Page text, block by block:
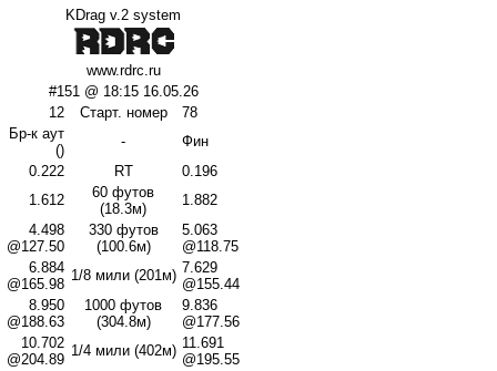
KDrag v.2 system
www.rdrc.ru
#151 @ 18:15 16.05.26
12
Старт. номер
78
Бр-к аут
()
-
Фин
0.222
RT
0.196
1.612
60 футов
(18.3м)
1.882
4.498
@127.50
330 футов
(100.6м)
5.063
@118.75
6.884
@165.98
1/8 мили (201м) 7.629
@155.44
8.950
@188.63
1000 футов
(304.8м)
9.836
@177.56
10.702
@204.89
1/4 мили (402м) 11.691
@195.55